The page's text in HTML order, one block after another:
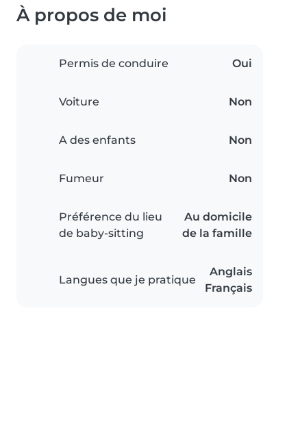
À propos de moi
Permis de conduire Oui
Voiture Non
A des enfants Non
Fumeur Non
Préférence du lieu
de baby-sitting
Au domicile
de la famille
Langues que je pratique
Anglais
Français